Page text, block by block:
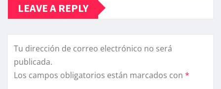
LEAVE A REPLY
Tu dirección de correo electrónico no será
publicada.
Los campos obligatorios están marcados con *